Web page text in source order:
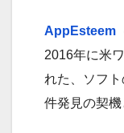
AppEsteem
2016年に米
れた、ソフ
件発見の契機